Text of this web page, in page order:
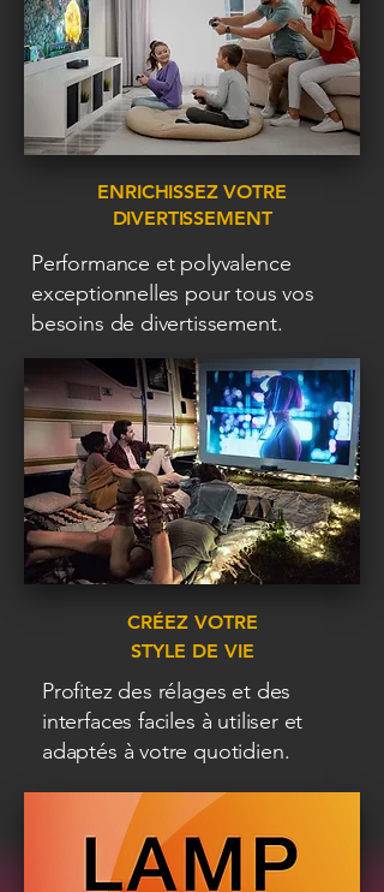
ENRICHISSEZ VOTRE
DIVERTISSEMENT
Performance et polyvalence
exceptionnelles pour tous vos
besoins de divertissement.
CRÉEZ VOTRE
STYLE DE VIE
Profitez des rélages et des
interfaces faciles à utiliser et
adaptés à votre quotidien.